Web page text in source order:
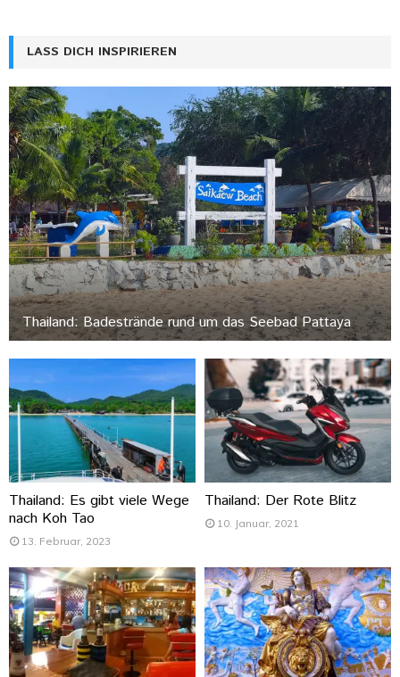
LASS DICH INSPIRIEREN
Thailand: Badestrände rund um das Seebad Pattaya
Thailand: Es gibt viele Wege
nach Koh Tao
13. Februar, 2023
Thailand: Der Rote Blitz
10. Januar, 2021